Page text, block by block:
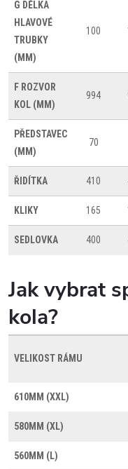
G DÉLKA
HLAVOVÉ
TRUBKY
(MM)
100
F ROZVOR
KOL (MM)
994
PŘEDSTAVEC
(MM)
70
ŘIDÍTKA 410
KLIKY 165
SEDLOVKA 400
Jak vybrat
kola?
VELIKOST RÁMU
610MM (XXL)
580MM (XL)
560MM (L)